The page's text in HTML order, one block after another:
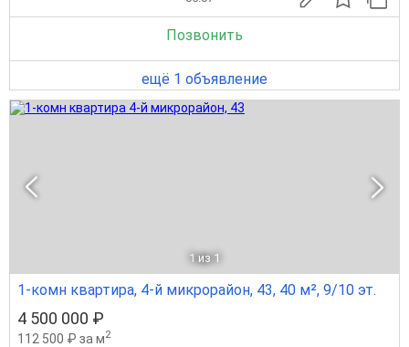
Позвонить
ещё 1 объявление
1 из 1
1-комн квартира, 4-й микрорайон, 43, 40 м², 9/10 эт.
4 500 000 ₽
112 500 ₽ за м2